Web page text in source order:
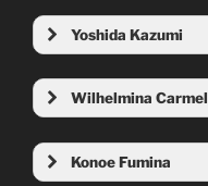
Yoshida Kazumi
Wilhelmina Carmel
Konoe Fumina